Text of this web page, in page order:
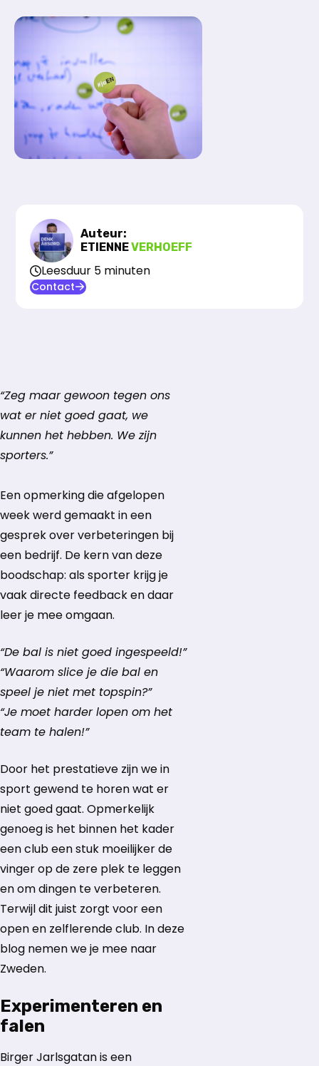
Auteur:
ETIENNEVERHOEFF
Leesduur 5 minuten
Contact
“Zeg maar gewoon tegen ons
wat er niet goed gaat, we
kunnen het hebben. We zijn
sporters.”
Een opmerking die afgelopen
week werd gemaakt in een
gesprek over verbeteringen bij
een bedrijf. De kern van deze
boodschap: als sporter krijg je
vaak directe feedback en daar
leer je mee omgaan.
“De bal is niet goed ingespeeld!”
“Waarom slice je die bal en
speel je niet met topspin?”
“Je moet harder lopen om het
team te halen!”
Door het prestatieve zijn we in
sport gewend te horen wat er
niet goed gaat. Opmerkelijk
genoeg is het binnen het kader
een club een stuk moeilijker de
vinger op de zere plek te leggen
en om dingen te verbeteren.
Terwijl dit juist zorgt voor een
open en zelflerende club. In deze
blog nemen we je mee naar
Zweden.
Experimenteren en
falen
Birger Jarlsgatan is een